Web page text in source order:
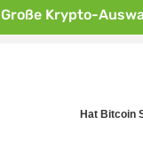
Große Krypto-
Hat Bitcoin